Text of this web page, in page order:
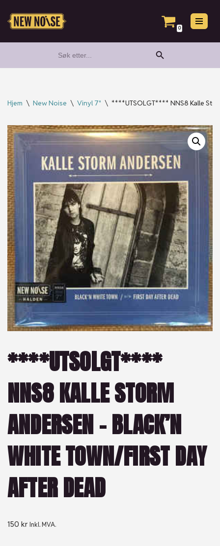
Hopp
0
for:
Search Button
Hjem \ New Noise \ Vinyl 7" \ ****UTSOLGT**** NNS8 Kalle
****UTSOLGT****
NNS8 KALLE STORM
ANDERSEN ‎– BLACK’N
WHITE TOWN/FIRST DAY
AFTER DEAD
150 kr Inkl. MVA.